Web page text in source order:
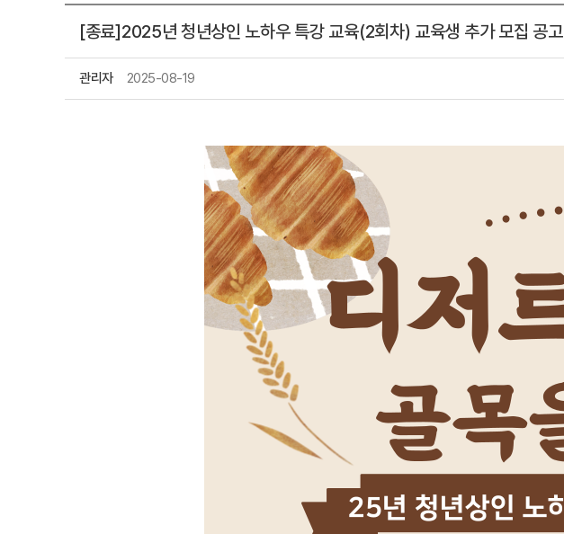
[종료]2025년 청년상인 노하우 특강 교육(2회차) 교육생 추가 모집 공고
관리자 2025-08-19